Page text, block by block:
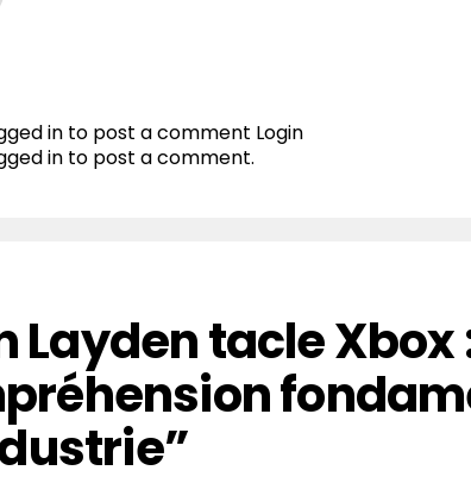
in to post a comment Login
in to post a comment.
Layden tacle Xbox